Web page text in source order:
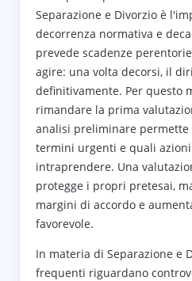
Separazione e Divorzio è
decorrenza normativa e
prevede scadenze
agire: una volta decorsi, il
definitivamente. Per questo
rimandare la prima
analisi preliminare permette
termini urgenti e quali
intraprendere. Una
protegge i propri pretesai,
margini di accordo e
favorevole.
In materia di Separazione e
frequenti riguardano